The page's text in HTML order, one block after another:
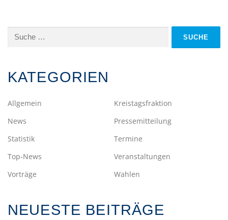
Suche
KATEGORIEN
Allgemein
Kreistagsfraktion
News
Pressemitteilung
Statistik
Termine
Top-News
Veranstaltungen
Vorträge
Wahlen
NEUESTE BEITRÄGE